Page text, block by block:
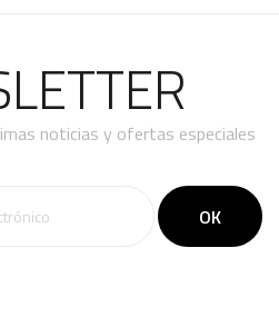
noticias y ofertas especiales